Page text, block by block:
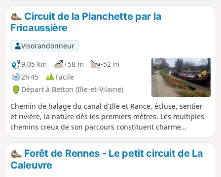
randonnée emprunte essentiellement les chemins
piétonniers de Betton. (moins de 1km d'enrobé sur le
parcours). Couleurs et nature à la lisière de la ville..
S'agissant d'une boucle, le point de départ peut se prendre
n'importe où, selon son lieu de résidence.
Circuit de la Planchette par la
Fricaussière
Visorandonneur
9,05 km
+58 m
-52 m
2h 45
Facile
Départ à Betton (Ille-et-Vilaine)
Chemin de halage du canal d'Ille et Rance, écluse, sentier
et rivière, la nature dès les premiers mètres. Les multiples
chemins creux de son parcours constituent charme
particulier de cette randonnée sans difficulté. Très coloré au
printemps et à l'automne sous le soleil. Ombrage des
platanes en été. Humide cependant en hiver pluvieux.
Forêt de Rennes - Le petit circuit de La
Caleuvre